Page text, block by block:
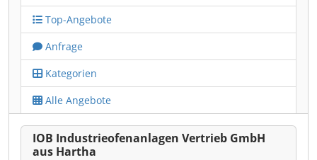
Top-Angebote
Anfrage
Kategorien
Alle Angebote
IOB Industrieofenanlagen Vertrieb GmbH
aus Hartha